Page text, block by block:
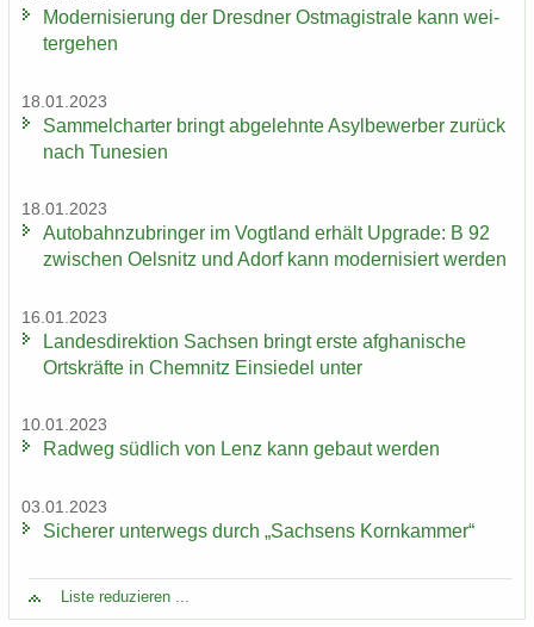
Mo­der­ni­sie­rung der Dresd­ner Ost­ma­gis­tra­le kann wei­
ter­ge­hen
18.01.2023
Sam­mel­char­ter bringt ab­ge­lehn­te Asyl­be­wer­ber zu­rück
nach Tu­ne­si­en
18.01.2023
Au­to­bahn­zu­brin­ger im Vogt­land er­hält Up­grade: B 92
zwi­schen Oels­nitz und Adorf kann mo­der­ni­siert wer­den
16.01.2023
Lan­des­di­rek­ti­on Sach­sen bringt erste af­gha­ni­sche
Orts­kräf­te in Chem­nitz Ein­sie­del unter
10.01.2023
Rad­weg süd­lich von Lenz kann ge­baut wer­den
03.01.2023
Si­che­rer un­ter­wegs durch „Sach­sens Korn­kam­mer“
Liste re­du­zie­ren ...